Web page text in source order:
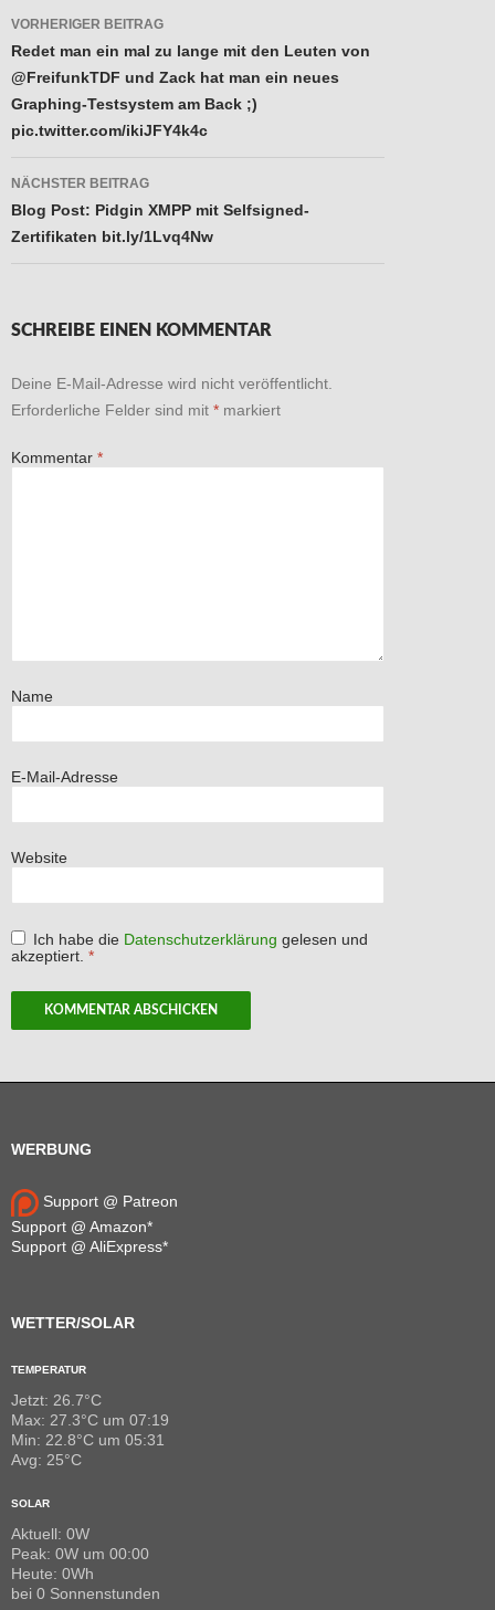
Beitragsnavigation
VORHERIGER BEITRAG
Redet man ein mal zu lange mit den Leuten von
@FreifunkTDF und Zack hat man ein neues
Graphing-Testsystem am Back ;)
pic.twitter.com/ikiJFY4k4c
NÄCHSTER BEITRAG
Blog Post: Pidgin XMPP mit Selfsigned-
Zertifikaten bit.ly/1Lvq4Nw
SCHREIBE EINEN KOMMENTAR
Deine E-Mail-Adresse wird nicht veröffentlicht.
Erforderliche Felder sind mit * markiert
Kommentar *
Name
E-Mail-Adresse
Website
Ich habe die Datenschutzerklärung gelesen und
akzeptiert. *
WERBUNG
Support @ Patreon
Support @ Amazon*
Support @ AliExpress*
WETTER/SOLAR
TEMPERATUR
Jetzt: 26.7°C
Max: 27.3°C um 07:19
Min: 22.8°C um 05:31
Avg: 25°C
SOLAR
Aktuell: 0W
Peak: 0W um 00:00
Heute: 0Wh
bei 0 Sonnenstunden